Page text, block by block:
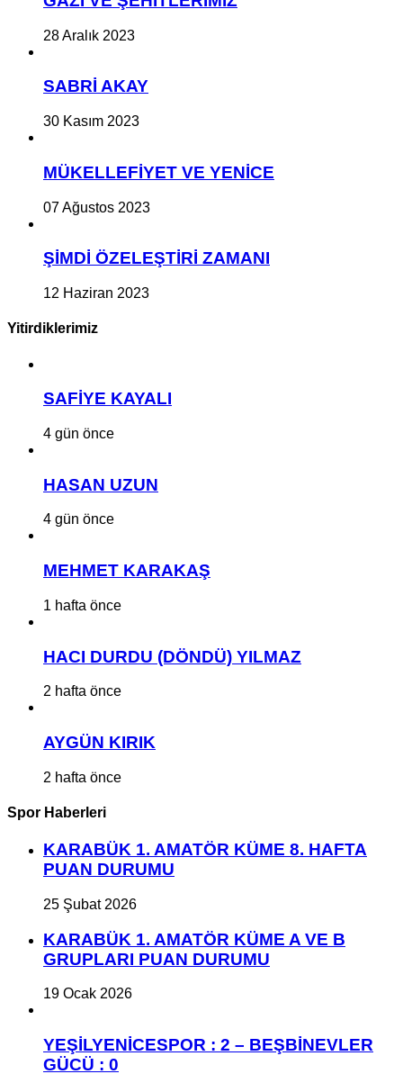
28 Aralık 2023
SABRİ AKAY
30 Kasım 2023
MÜKELLEFİYET VE YENİCE
07 Ağustos 2023
ŞİMDİ ÖZELEŞTİRİ ZAMANI
12 Haziran 2023
Yitirdiklerimiz
SAFİYE KAYALI
4 gün önce
HASAN UZUN
4 gün önce
MEHMET KARAKAŞ
1 hafta önce
HACI DURDU (DÖNDÜ) YILMAZ
2 hafta önce
AYGÜN KIRIK
2 hafta önce
Spor Haberleri
KARABÜK 1. AMATÖR KÜME 8. HAFTA
PUAN DURUMU
25 Şubat 2026
KARABÜK 1. AMATÖR KÜME A VE B
GRUPLARI PUAN DURUMU
19 Ocak 2026
YEŞİLYENİCESPOR : 2 – BEŞBİNEVLER
GÜCÜ : 0